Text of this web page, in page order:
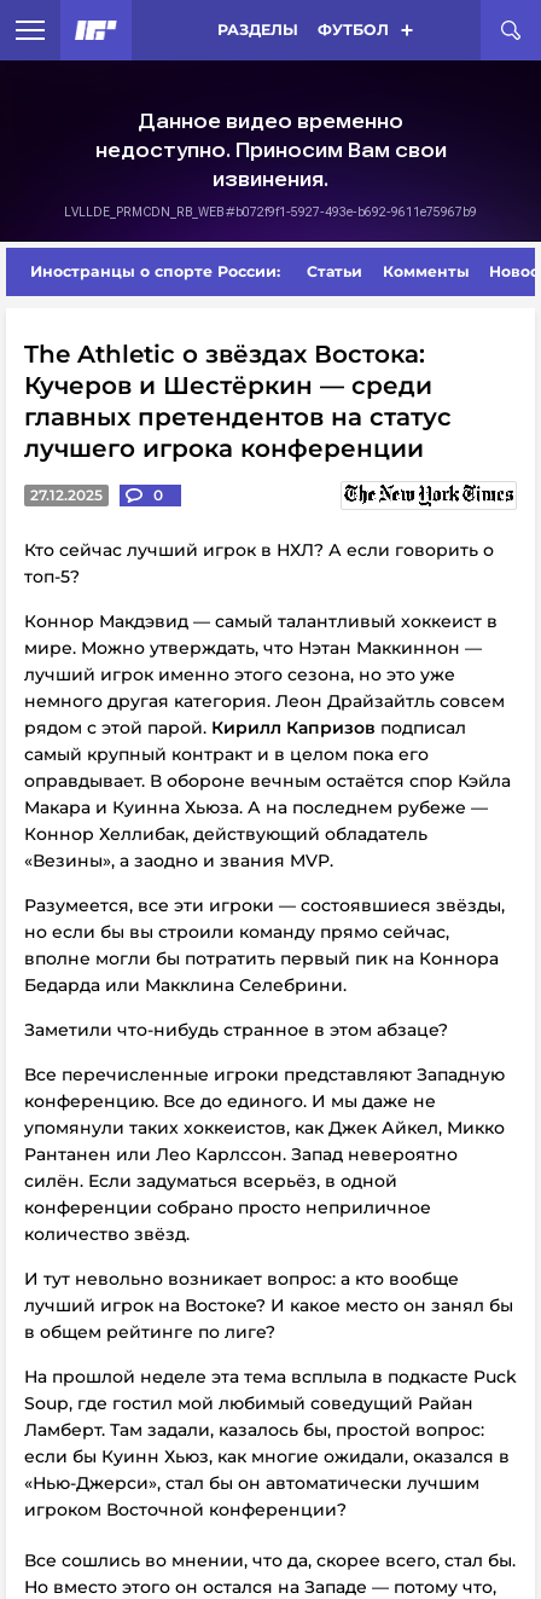
РАЗДЕЛЫ ФУТБОЛ
Иностранцы о спорте России: Статьи Комменты
The Athletic о звёздах Востока:
Кучеров и Шестёркин — среди
главных претендентов на статус
лучшего игрока конференции
27.12.2025 0
Кто сейчас лучший игрок в НХЛ? А если говорить о
топ-5?
Коннор Макдэвид — самый талантливый хоккеист в
мире. Можно утверждать, что Нэтан Маккиннон —
лучший игрок именно этого сезона, но это уже
немного другая категория. Леон Драйзайтль совсем
рядом с этой парой. Кирилл Капризов подписал
самый крупный контракт и в целом пока его
оправдывает. В обороне вечным остаётся спор Кэйла
Макара и Куинна Хьюза. А на последнем рубеже —
Коннор Хеллибак, действующий обладатель
«Везины», а заодно и звания MVP.
Разумеется, все эти игроки — состоявшиеся звёзды,
но если бы вы строили команду прямо сейчас,
вполне могли бы потратить первый пик на Коннора
Бедарда или Макклина Селебрини.
Заметили что-нибудь странное в этом абзаце?
Все перечисленные игроки представляют Западную
конференцию. Все до единого. И мы даже не
упомянули таких хоккеистов, как Джек Айкел, Микко
Рантанен или Лео Карлссон. Запад невероятно
силён. Если задуматься всерьёз, в одной
конференции собрано просто неприличное
количество звёзд.
И тут невольно возникает вопрос: а кто вообще
лучший игрок на Востоке? И какое место он занял бы
в общем рейтинге по лиге?
На прошлой неделе эта тема всплыла в подкасте Puck
Soup, где гостил мой любимый соведущий Райан
Ламберт. Там задали, казалось бы, простой вопрос:
если бы Куинн Хьюз, как многие ожидали, оказался в
«Нью-Джерси», стал бы он автоматически лучшим
игроком Восточной конференции?
Все сошлись во мнении, что да, скорее всего, стал бы.
Но вместо этого он остался на Западе — потому что,